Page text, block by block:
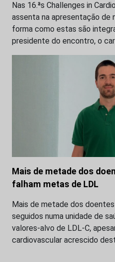
Nas 16.ªs Challenges in
assenta na apresentação de
forma como estas são
presidente do encontro, o
Mais de metade dos
falham metas de LDL
Mais de metade dos
seguidos numa unidade de
valores-alvo de LDL-C,
cardiovascular acrescido